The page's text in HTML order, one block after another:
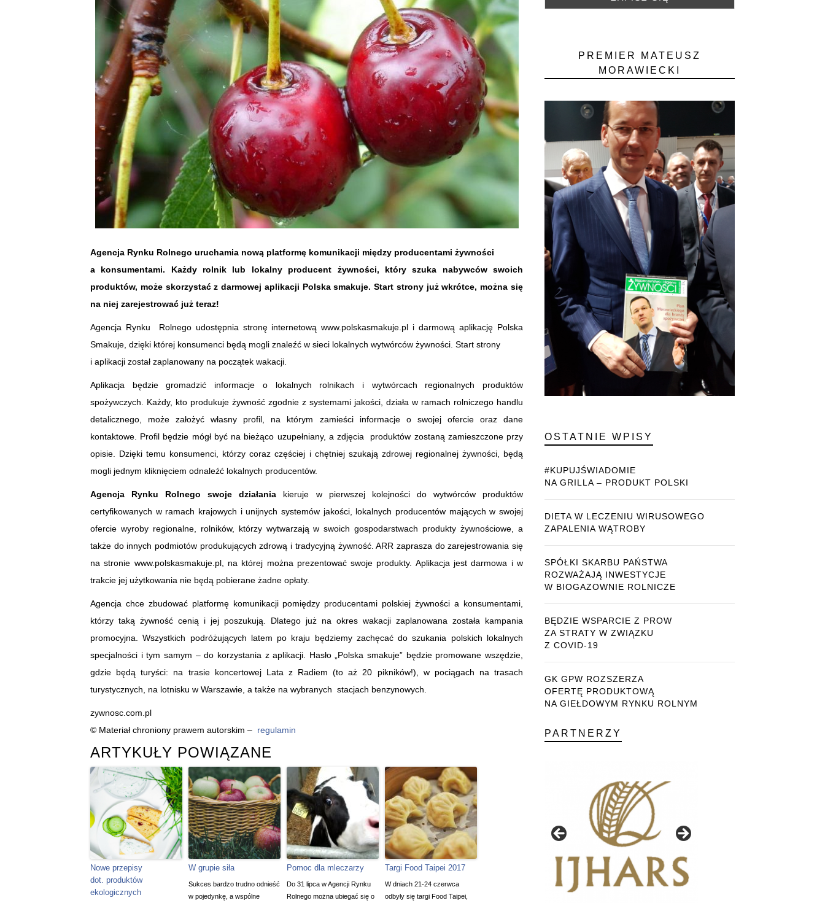
Agencja Rynku Rolnego uruchamia nową platformę komunikacji między producentami żywności
a konsumentami. Każdy rolnik lub lokalny producent żywności, który szuka nabywców swoich
produktów, może skorzystać z darmowej aplikacji Polska smakuje. Start strony już wkrótce, można się
na niej zarejestrować już teraz!
Agencja Rynku Rolnego udostępnia stronę internetową www.polskasmakuje.pl i darmową aplikację Polska
Smakuje, dzięki której konsumenci będą mogli znaleźć w sieci lokalnych wytwórców żywności. Start strony
i aplikacji został zaplanowany na początek wakacji.
Aplikacja będzie gromadzić informacje o lokalnych rolnikach i wytwórcach regionalnych produktów
spożywczych. Każdy, kto produkuje żywność zgodnie z systemami jakości, działa w ramach rolniczego handlu
detalicznego, może założyć własny profil, na którym zamieści informacje o swojej ofercie oraz dane
kontaktowe. Profil będzie mógł być na bieżąco uzupełniany, a zdjęcia produktów zostaną zamieszczone przy
opisie. Dzięki temu konsumenci, którzy coraz częściej i chętniej szukają zdrowej regionalnej żywności, będą
mogli jednym kliknięciem odnaleźć lokalnych producentów.
Agencja Rynku Rolnego swoje działania kieruje w pierwszej kolejności do wytwórców produktów
certyfikowanych w ramach krajowych i unijnych systemów jakości, lokalnych producentów mających w swojej
ofercie wyroby regionalne, rolników, którzy wytwarzają w swoich gospodarstwach produkty żywnościowe, a
także do innych podmiotów produkujących zdrową i tradycyjną żywność. ARR zaprasza do zarejestrowania się
na stronie www.polskasmakuje.pl, na której można prezentować swoje produkty. Aplikacja jest darmowa i w
trakcie jej użytkowania nie będą pobierane żadne opłaty.
Agencja chce zbudować platformę komunikacji pomiędzy producentami polskiej żywności a konsumentami,
którzy taką żywność cenią i jej poszukują. Dlatego już na okres wakacji zaplanowana została kampania
promocyjna. Wszystkich podróżujących latem po kraju będziemy zachęcać do szukania polskich lokalnych
specjalności i tym samym – do korzystania z aplikacji. Hasło „Polska smakuje” będzie promowane wszędzie,
gdzie będą turyści: na trasie koncertowej Lata z Radiem (to aż 20 pikników!), w pociągach na trasach
turystycznych, na lotnisku w Warszawie, a także na wybranych stacjach benzynowych.
zywnosc.com.pl
© Materiał chroniony prawem autorskim – regulamin
ARTYKUŁY POWIĄZANE
Nowe przepisy
dot. produktów
ekologicznych
W grupie siła
Sukces bardzo trudno odnieść
w pojedynkę, a wspólne
Pomoc dla mleczarzy
Do 31 lipca w Agencji Rynku
Rolnego można ubiegać się o
Targi Food Taipei 2017
W dniach 21-24 czerwca
odbyły się targi Food Taipei,
PREMIER MATEUSZ
MORAWIECKI
OSTATNIE WPISY
#KUPUJŚWIADOMIE
NA GRILLA – PRODUKT POLSKI
DIETA W LECZENIU WIRUSOWEGO
ZAPALENIA WĄTROBY
SPÓŁKI SKARBU PAŃSTWA
ROZWAŻAJĄ INWESTYCJE
W BIOGAZOWNIE ROLNICZE
BĘDZIE WSPARCIE Z PROW
ZA STRATY W ZWIĄZKU
Z COVID-19
GK GPW ROZSZERZA
OFERTĘ PRODUKTOWĄ
NA GIEŁDOWYM RYNKU ROLNYM
PARTNERZY